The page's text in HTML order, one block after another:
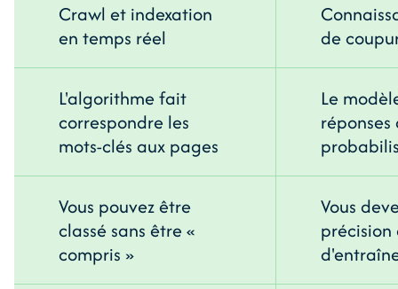
Crawl et indexation
en temps réel
de
L'algorithme fait
correspondre les
mots-clés aux pages
Le
Vous pouvez être
classé sans être «
compris »
Vous
précision